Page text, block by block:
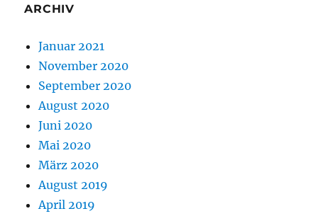
ARCHIV
Januar 2021
November 2020
September 2020
August 2020
Juni 2020
Mai 2020
März 2020
August 2019
April 2019